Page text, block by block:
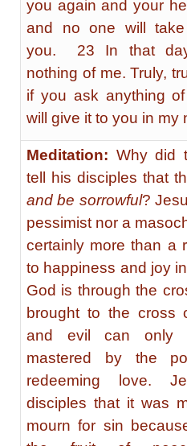
you again and your
and no one will
you. 23 In that
nothing of me. Truly,
if you ask anything
will give it to you in my
Meditation: Why did
tell his disciples that
and be sorrowful?
pessimist nor a
certainly more than a
to happiness and joy
God is through the
brought to the cross
and evil can only
mastered by the
redeeming love.
disciples that it was
mourn for sin